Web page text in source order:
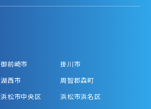
御前崎市
掛川市
湖西市
周智郡森町
浜松市中央区 浜松市浜名区